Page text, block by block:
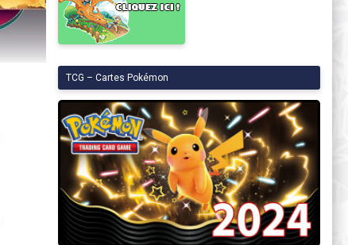
TCG – Cartes Pokémon